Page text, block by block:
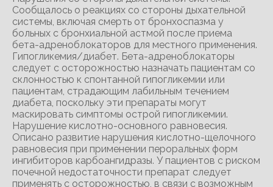
Сообщалось о реакциях со стороны дыхательной
системы, включая смерть от бронхоспазма у
больных с бронхиальной астмой после приема
бета-адреноблокаторов для местного применения.
Гипогликемия/диабет. Бета-адреноблокаторы
следует с осторожностью назначать пациентам со
склонностью к спонтанной гипогликемии или
пациентам, страдающим лабильным течением
диабета, поскольку эти препараты могут
маскировать симптомы острой гипогликемии.
Нарушение кислотно-основного равновесия.
Описано развитие нарушения кислотно-щелочного
равновесия при применении пероральных форм
ингибиторов карбоангидразы. У пациентов с риском
почечной недостаточности препарат следует
применять с осторожностью, в связи с возможным